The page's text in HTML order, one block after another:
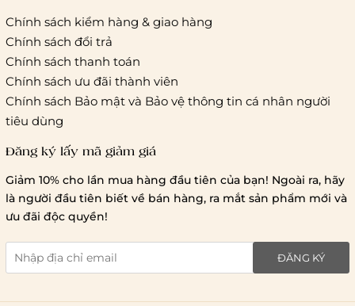
Thời gian giao hàng
Hồ Chí Minh:
Hà Nội và các tỉnh thành khá
Lưu ý chung về chính sách vận chuyển
1 triệu đồng
giao hàng trong ngày
giao hàng tiêu chuẩn
miễn phí ship
toàn quốc.
Chính sách kiểm hàng & giao hàng
Chính sách đổi trả
Chính sách thanh toán
Chính sách ưu đãi thành viên
Chính sách Bảo mật và Bảo vệ thông tin cá nhân người
tiêu dùng
Đăng ký lấy mã giảm giá
Giảm 10% cho lần mua hàng đầu tiên của bạn! Ngoài ra, hãy
là người đầu tiên biết về bán hàng, ra mắt sản phẩm mới và
ưu đãi độc quyền!
ĐĂNG KÝ